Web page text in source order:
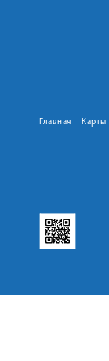
Главная Карты